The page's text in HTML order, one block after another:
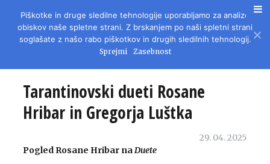
REVIJA ZA LITERATURO, KULTURO IN DRUŽBENA VPRAŠANJA
Tarantinovski dueti Rosane
Hribar in Gregorja Luštka
29. 04. 2025
Pogled Rosane Hribar naDuete
Piškotke in druge sledilne tehnologije uporabljamo za analizo
obiskov naše spletne strani. Z brskanjem po naši spletni strani
soglašate z našo rabo piškotkov in drugih sledilnih tehnologij.
Sprejmi Zasebnost